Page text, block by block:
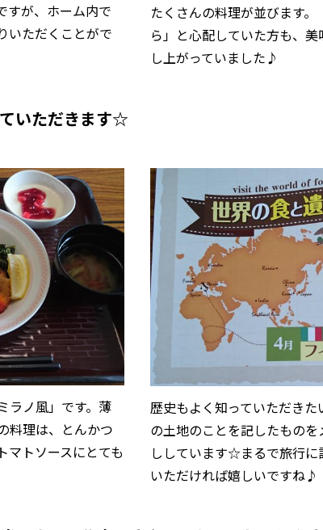
すが、ホーム内で
いただくことがで
たくさんの料理が並びます
ら」と心配していた方も、
し上がっていました♪
いただきます☆
ラノ風」です。薄
料理は、とんかつ
トソースにとても
歴史もよく知っていただき
の土地のことを記したもの
ししています☆まるで旅行に
いただければ嬉しいですね♪